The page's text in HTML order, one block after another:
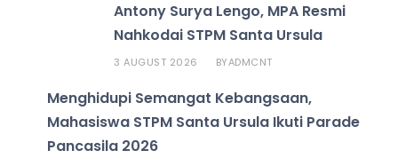
Antony Surya Lengo, MPA Resmi
Nahkodai STPM Santa Ursula
3 AUGUST 2026 BYADMCNT
Menghidupi Semangat Kebangsaan,
Mahasiswa STPM Santa Ursula Ikuti Parade
Pancasila 2026